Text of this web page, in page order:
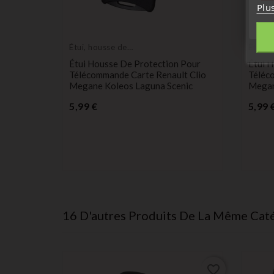
Étui, housse de
protection de clés
Étui Housse De Protection Pour
Télécommande Carte Renault Clio
Megane Koleos Laguna Scenic
5,99 €
Étui
5,99
16 D'autres Produits De La Même